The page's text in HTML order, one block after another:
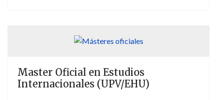
Master Oficial en Estudios
Internacionales (UPV/EHU)